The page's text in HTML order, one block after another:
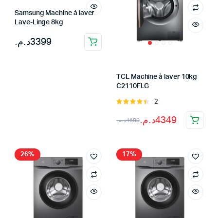
Samsung Machine à laver
Lave-Linge 8kg
3399د.م.
TCL Machine à laver 10kg
C2110FLG
Note
2
4699د.م.
Le
initial
était :
4699د.م..
4349د.م.
Le
actuel
est :
4349د.م..
26% 17%